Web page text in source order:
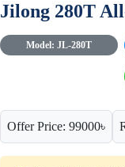
Jilong 280T
Model: JL-280T
Offer Price: 99000৳